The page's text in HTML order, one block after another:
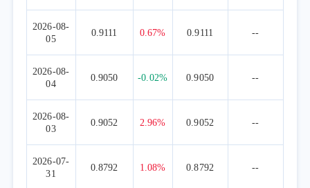
2026-08-
05
0.9111 0.67% 0.9111 --
2026-08-
04
0.9050 -0.02% 0.9050 --
2026-08-
03
0.9052 2.96% 0.9052 --
2026-07-
31
0.8792 1.08% 0.8792 --